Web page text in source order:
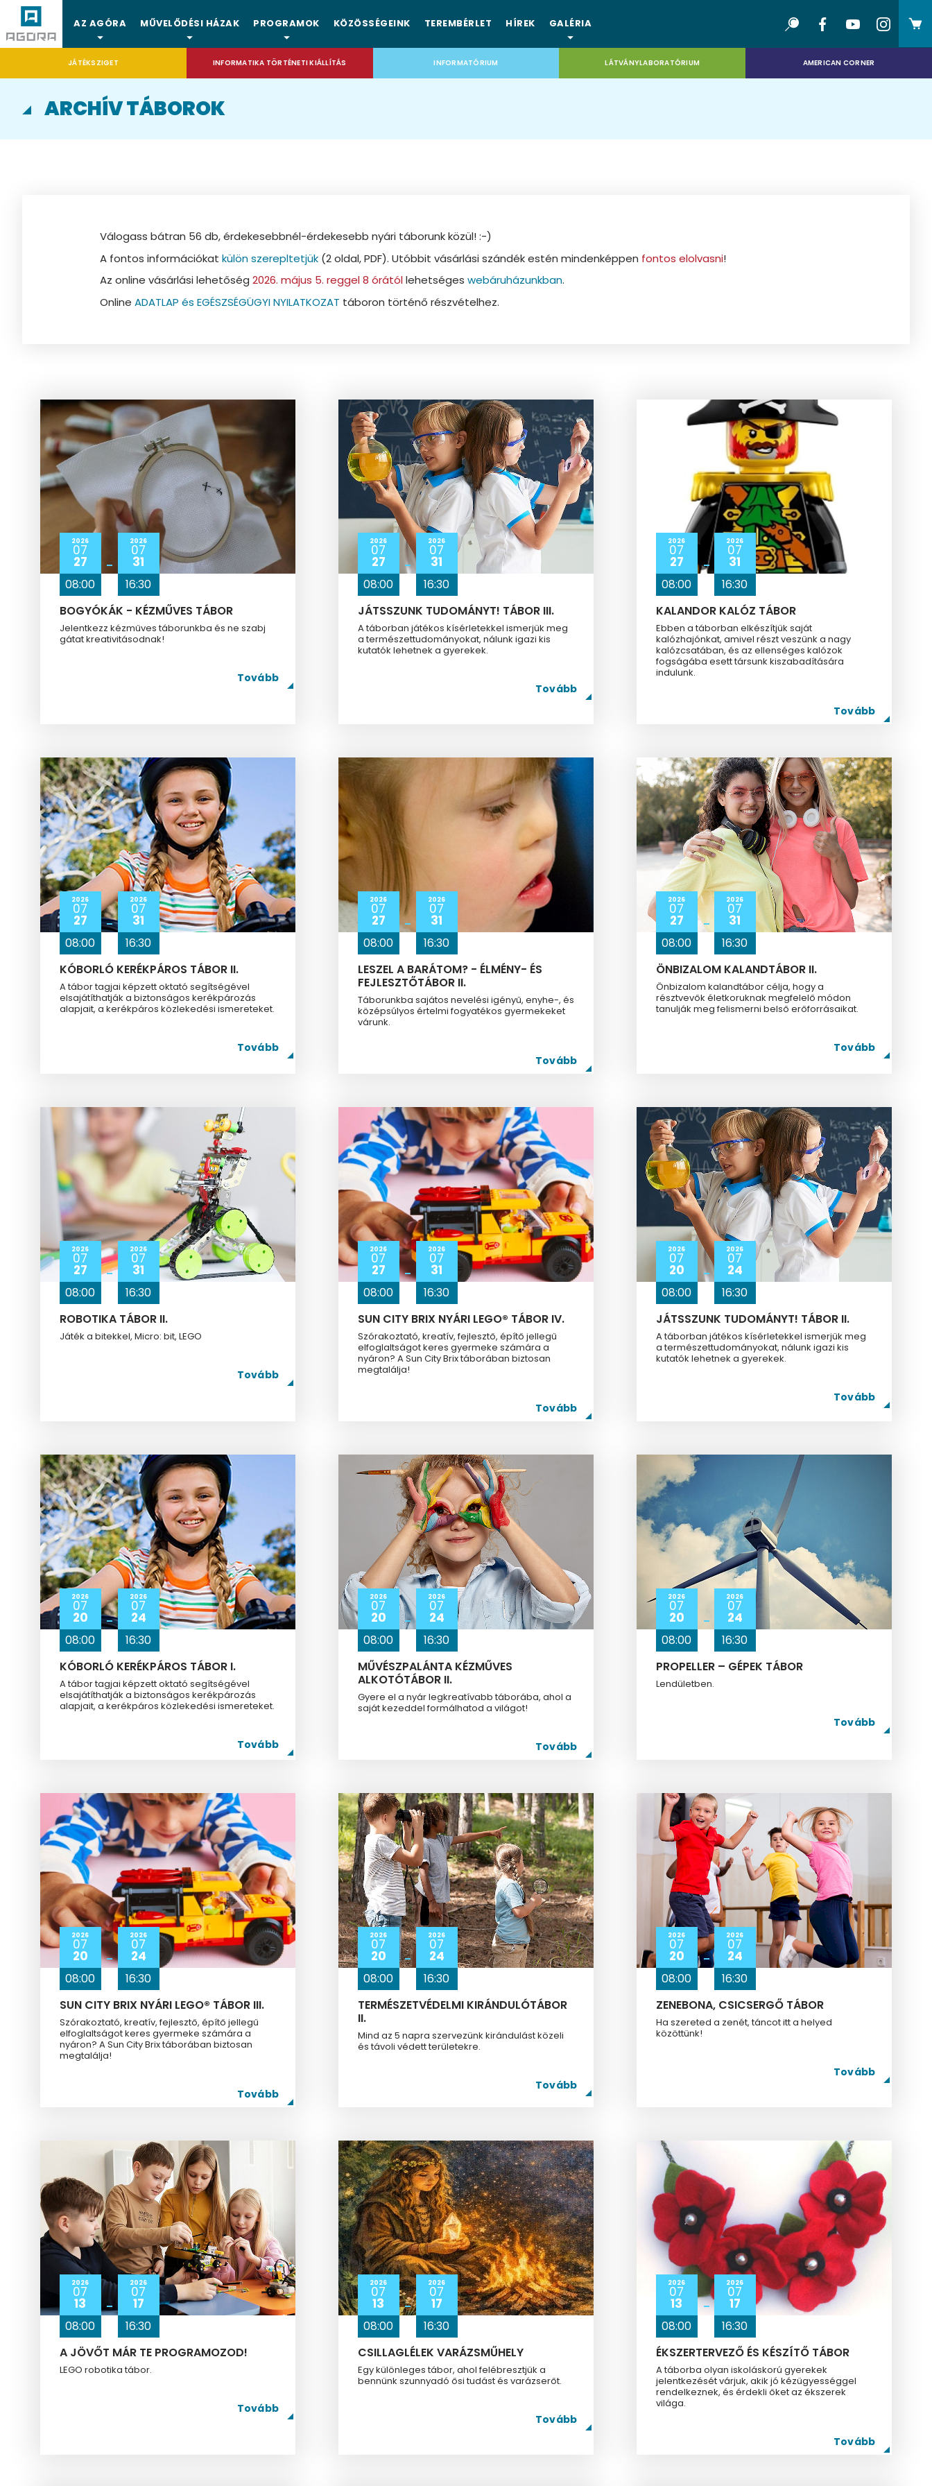
AZ AGÓRA MŰVELŐDÉSI HÁZAK PROGRAMOK KÖZÖSSÉGEINK TEREMBÉRLET HÍREK GALÉRIA
JÁTÉKSZIGET INFORMATIKA TÖRTÉNETI KIÁLLÍTÁS INFORMATÓRIUM LÁTVÁNYLABORATÓRIUM AMERICAN CORNER
ARCHÍV TÁBOROK
Válogass bátran 56 db, érdekesebbnél-érdekesebb nyári táborunk közül! :-)
A fontos információkat külön szerepltetjük (2 oldal, PDF). Utóbbit vásárlási szándék estén mindenképpen fontos elolvasni!
Az online vásárlási lehetőség 2026. május 5. reggel 8 órátóllehetséges webáruházunkban.
Online ADATLAP és EGÉSZSÉGÜGYI NYILATKOZAT táboron történő részvételhez.
2026
07
27
08:00
2026
07
31
16:30
BOGYÓKÁK - KÉZMŰVES TÁBOR
Jelentkezz kézműves táborunkba és ne szabj
gátat kreativitásodnak!
Tovább
2026
07
27
08:00
2026
07
31
16:30
JÁTSSZUNK TUDOMÁNYT! TÁBOR III.
A táborban játékos kísérletekkel ismerjük meg
a természettudományokat, nálunk igazi kis
kutatók lehetnek a gyerekek.
Tovább
2026
07
27
08:00
2026
07
31
16:30
KALANDOR KALÓZ TÁBOR
Ebben a táborban elkészítjük saját
kalózhajónkat, amivel részt veszünk a nagy
kalózcsatában, és az ellenséges kalózok
fogságába esett társunk kiszabadítására
indulunk.
Tovább
2026
07
27
08:00
2026
07
31
16:30
KÓBORLÓ KERÉKPÁROS TÁBOR II.
A tábor tagjai képzett oktató segítségével
elsajátíthatják a biztonságos kerékpározás
alapjait, a kerékpáros közlekedési ismereteket.
Tovább
2026
07
27
08:00
2026
07
31
16:30
LESZEL A BARÁTOM? - ÉLMÉNY- ÉS
FEJLESZTŐTÁBOR II.
Táborunkba sajátos nevelési igényű, enyhe-, és
középsúlyos értelmi fogyatékos gyermekeket
várunk.
Tovább
2026
07
27
08:00
2026
07
31
16:30
ÖNBIZALOM KALANDTÁBOR II.
Önbizalom kalandtábor célja, hogy a
résztvevők életkoruknak megfelelő módon
tanulják meg felismerni belső erőforrásaikat.
Tovább
2026
07
27
08:00
2026
07
31
16:30
ROBOTIKA TÁBOR II.
Játék a bitekkel, Micro: bit, LEGO
Tovább
2026
07
27
08:00
2026
07
31
16:30
SUN CITY BRIX NYÁRI LEGO® TÁBOR IV.
Szórakoztató, kreatív, fejlesztő, építő jellegű
elfoglaltságot keres gyermeke számára a
nyáron? A Sun City Brix táborában biztosan
megtalálja!
Tovább
2026
07
20
08:00
2026
07
24
16:30
JÁTSSZUNK TUDOMÁNYT! TÁBOR II.
A táborban játékos kísérletekkel ismerjük meg
a természettudományokat, nálunk igazi kis
kutatók lehetnek a gyerekek.
Tovább
2026
07
20
08:00
2026
07
24
16:30
KÓBORLÓ KERÉKPÁROS TÁBOR I.
A tábor tagjai képzett oktató segítségével
elsajátíthatják a biztonságos kerékpározás
alapjait, a kerékpáros közlekedési ismereteket.
Tovább
2026
07
20
08:00
2026
07
24
16:30
MŰVÉSZPALÁNTA KÉZMŰVES
ALKOTÓTÁBOR II.
Gyere el a nyár legkreatívabb táborába, ahol a
saját kezeddel formálhatod a világot!
Tovább
2026
07
20
08:00
2026
07
24
16:30
PROPELLER – GÉPEK TÁBOR
Lendületben.
Tovább
2026
07
20
08:00
2026
07
24
16:30
SUN CITY BRIX NYÁRI LEGO® TÁBOR III.
Szórakoztató, kreatív, fejlesztő, építő jellegű
elfoglaltságot keres gyermeke számára a
nyáron? A Sun City Brix táborában biztosan
megtalálja!
Tovább
2026
07
20
08:00
2026
07
24
16:30
TERMÉSZETVÉDELMI KIRÁNDULÓTÁBOR
II.
Mind az 5 napra szervezünk kirándulást közeli
és távoli védett területekre.
Tovább
2026
07
20
08:00
2026
07
24
16:30
ZENEBONA, CSICSERGŐ TÁBOR
Ha szereted a zenét, táncot itt a helyed
közöttünk!
Tovább
2026
07
13
08:00
2026
07
17
16:30
A JÖVŐT MÁR TE PROGRAMOZOD!
LEGO robotika tábor.
Tovább
2026
07
13
08:00
2026
07
17
16:30
CSILLAGLÉLEK VARÁZSMŰHELY
Egy különleges tábor, ahol felébresztjük a
bennünk szunnyadó ősi tudást és varázserőt.
Tovább
2026
07
13
08:00
2026
07
17
16:30
ÉKSZERTERVEZŐ ÉS KÉSZÍTŐ TÁBOR
A táborba olyan iskoláskorú gyerekek
jelentkezését várjuk, akik jó kézügyességgel
rendelkeznek, és érdekli őket az ékszerek
világa.
Tovább